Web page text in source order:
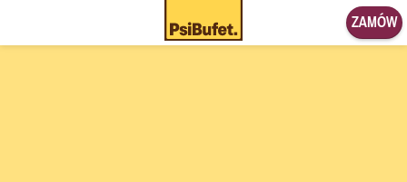
ZAMÓW